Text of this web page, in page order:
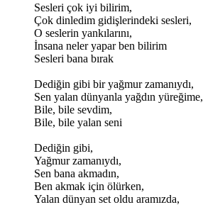
Sesleri çok iyi bilirim,
Çok dinledim gidişlerindeki sesleri,
O seslerin yankılarını,
İnsana neler yapar ben bilirim
Sesleri bana bırak
Dediğin gibi bir yağmur zamanıydı,
Sen yalan dünyanla yağdın yüreğime,
Bile, bile sevdim,
Bile, bile yalan seni
Dediğin gibi,
Yağmur zamanıydı,
Sen bana akmadın,
Ben akmak için ölürken,
Yalan dünyan set oldu aramızda,